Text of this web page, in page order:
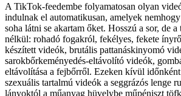
A TikTok-feedembe folyamatosan olyan
indulnak el automatikusan, amelyek
soha látni se akartam őket. Hosszú a sor, de a
nélkül: rohadó fogakról, fekélyes, fekete
készített videók, brutális pattanáskinyomó
sarokbőrkeményedés-eltávolító videók,
eltávolítása a fejbőrről. Ezeken kívül
szexuális tartalmú videók a seggrázós lenge
lányoktól a műanyag hüvelybe műpéniszt